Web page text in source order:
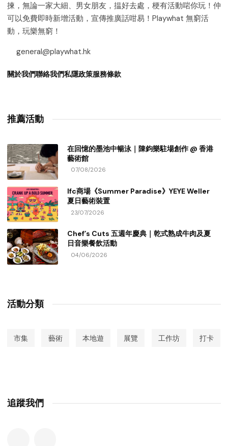
揀，無論一家大細、男女朋友，揾好去處，梗有活動啱你玩！仲
可以免費即時新增活動，宣傳推廣話咁易！Playwhat 無窮活
動，玩樂無窮！
general@playwhat.hk
關於我們聯絡我們私隱政策服務條款
推薦活動
在回憶的墨池中暢泳｜陳鈞樂駐場創作 @ 香港
藝術館
07/08/2026
Ifc商場《Summer Paradise》YEYE Weller
夏日藝術裝置
23/07/2026
Chef’s Cuts 五週年慶典｜乾式熟成牛肉及夏
日音樂餐飲活動
04/06/2026
活動分類
市集 藝術 本地遊 展覽 工作坊 打卡
追蹤我們